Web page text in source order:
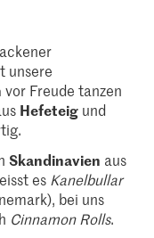
unsere
vor Freude tanzen
Hefeteig und
Skandinavien aus
es Kanelbullar
bei uns
Cinnamon Rolls.